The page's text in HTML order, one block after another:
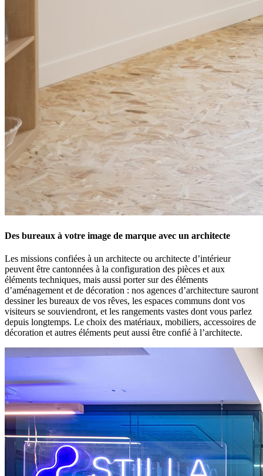
Des bureaux à votre image de marque avec un architecte
Les missions confiées à un architecte ou architecte d’intérieur
peuvent être cantonnées à la configuration des pièces et aux
éléments techniques, mais aussi porter sur des éléments
d’aménagement et de décoration : nos agences d’architecture sauront
dessiner les bureaux de vos rêves, les espaces communs dont vos
visiteurs se souviendront, et les rangements vastes dont vous parlez
depuis longtemps. Le choix des matériaux, mobiliers, accessoires de
décoration et autres éléments peut aussi être confié à l’architecte.